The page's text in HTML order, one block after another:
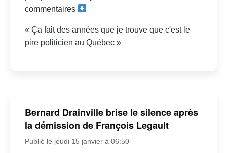
commentaires
« Ça fait des années que je trouve que c'est le
pire politicien au Québec »
Bernard Drainville brise le silence après
la démission de François Legault
Publié le jeudi 15 janvier à 06:50